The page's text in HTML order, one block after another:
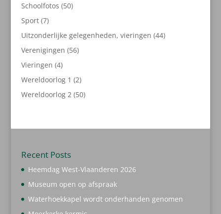
Schoolfotos 5050
Sport 77
producten
Uitzonderlijke gelegenheden, vieringen 4444
Verenigingen 5656
Vieringen 44
producten
Wereldoorlog 1 22
producten
Wereldoorlog 2 5050
Recent Posts
Heemdag West-Vlaanderen 2026
Museum open op afspraak
Waterhoekkapel wordt onderhanden genomen